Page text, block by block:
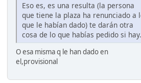
Eso es, es una resulta (la persona
que tiene la plaza ha renunciado a
que le habían dado) te darán otra
cosa de lo que habías pedido si hay.
O esa misma q le han dado en
el,provisional